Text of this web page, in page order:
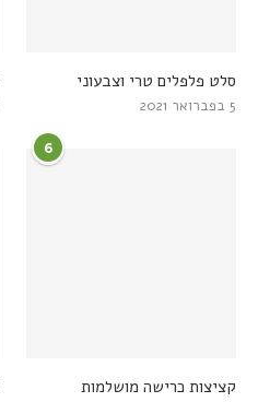
סלט פלפלים טרי וצבעוני
5 בפברואר 2021
6
קציצות כרישה מושלמות